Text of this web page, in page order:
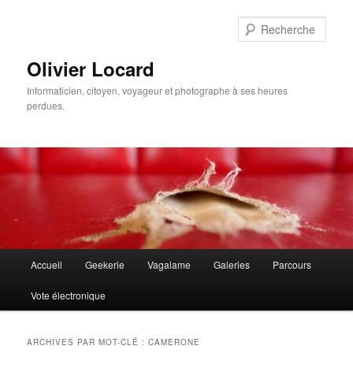
Olivier Locard
Informaticien, citoyen, voyageur et photographe à ses heures
perdues.
principal
Accueil Geekerie Vagalame Galeries Parcours
Vote électronique
ARCHIVES PAR MOT-CLÉ :CAMERONE